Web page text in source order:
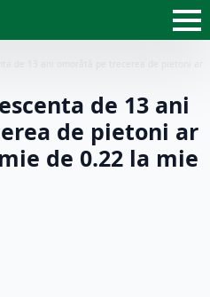
de 13 ani
de pietoni ar
de 0.22 la mie